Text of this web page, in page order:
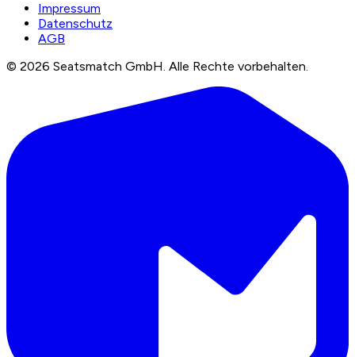
Impressum
Datenschutz
AGB
© 2026 Seatsmatch GmbH. Alle Rechte vorbehalten.